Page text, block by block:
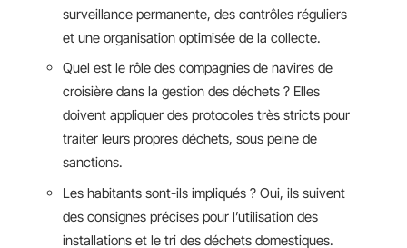
surveillance permanente, des contrôles réguliers
et une organisation optimisée de la collecte.
Quel est le rôle des compagnies de navires de
croisière dans la gestion des déchets ? Elles
doivent appliquer des protocoles très stricts pour
traiter leurs propres déchets, sous peine de
sanctions.
Les habitants sont-ils impliqués ? Oui, ils suivent
des consignes précises pour l’utilisation des
installations et le tri des déchets domestiques.